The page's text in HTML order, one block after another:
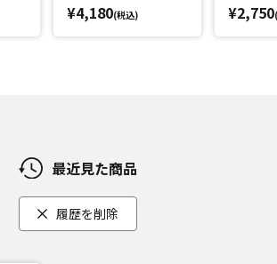
¥4,180(税込) ¥2,750
最近見た商品
履歴を削除